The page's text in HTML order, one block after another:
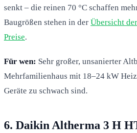
senkt – die reinen 70 °C schaffen
Baugrößen stehen in der Übersicht
Preise.
Für wen: Sehr großer, unsanierter
Mehrfamilienhaus mit 18–24 kW
Geräte zu schwach sind.
6. Daikin Altherma 3 H